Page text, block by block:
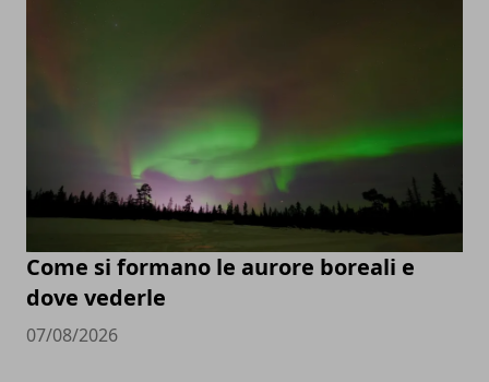
Come si formano le aurore boreali e
dove vederle
07/08/2026